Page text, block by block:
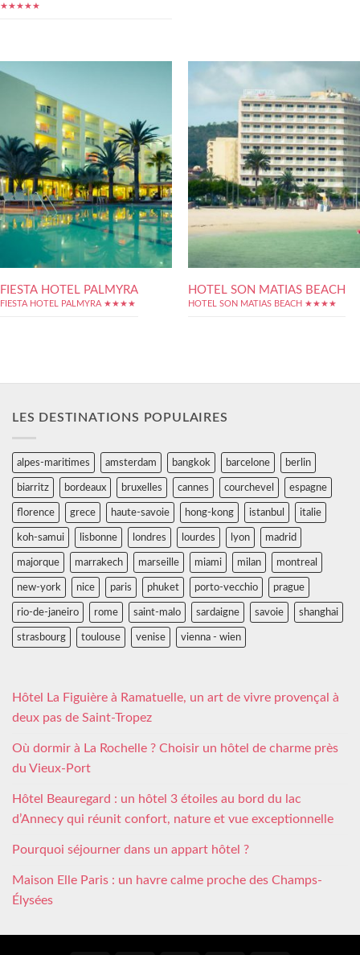
★★★★★
FIESTA HOTEL PALMYRA
FIESTA HOTEL PALMYRA ★★★★
HOTEL SON MATIAS BEACH
HOTEL SON MATIAS BEACH ★★★★
LES DESTINATIONS POPULAIRES
alpes-maritimes amsterdam bangkok barcelone berlin
biarritz bordeaux bruxelles cannes courchevel espagne
florence grece haute-savoie hong-kong istanbul italie
koh-samui lisbonne londres lourdes lyon madrid
majorque marrakech marseille miami milan montreal
new-york nice paris phuket porto-vecchio prague
rio-de-janeiro rome saint-malo sardaigne savoie shanghai
strasbourg toulouse venise vienna - wien
Hôtel La Figuière à Ramatuelle, un art de vivre provençal à
deux pas de Saint-Tropez
Où dormir à La Rochelle ? Choisir un hôtel de charme près
du Vieux-Port
Hôtel Beauregard : un hôtel 3 étoiles au bord du lac
d’Annecy qui réunit confort, nature et vue exceptionnelle
Pourquoi séjourner dans un appart hôtel ?
Maison Elle Paris : un havre calme proche des Champs-
Élysées